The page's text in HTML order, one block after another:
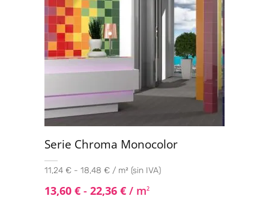
Serie Chroma Monocolor
11,24 € - 18,48 € / m² (sin IVA)
13,60 € - 22,36 € / m2